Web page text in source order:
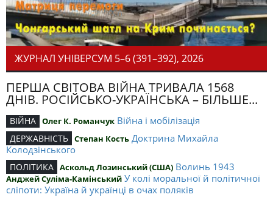
ЖУРНАЛ УНІВЕРСУМ 5–6 (391–392), 2026
ПЕРША СВІТОВА ВІЙНА ТРИВАЛА 1568
ДНІВ. РОСІЙСЬКО-УКРАЇНСЬКА – БІЛЬШЕ...
ВІЙНА Олег К. Романчук Війна і мобілізація
ДЕРЖАВНІСТЬ Степан Кость Доктрина Михайла
Колодзінського
ПОЛІТИКА Аскольд Лозинський (США) Волинь 1943
Анджей Суліма-Камінський У колі моральної й політичної
сліпоти: Україна й українці в очах поляків